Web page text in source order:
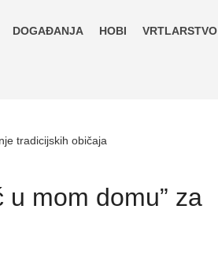
DOGAĐANJA HOBI VRTLARSTVO
tradicijskih običaja
mom domu” za